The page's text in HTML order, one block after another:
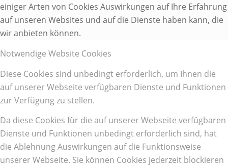
einiger Arten von Cookies Auswirkungen auf Ihre Erfahrung
auf unseren Websites und auf die Dienste haben kann, die
wir anbieten können.
Notwendige Website Cookies
Diese Cookies sind unbedingt erforderlich, um Ihnen die
auf unserer Webseite verfügbaren Dienste und Funktionen
zur Verfügung zu stellen.
Da diese Cookies für die auf unserer Webseite verfügbaren
Dienste und Funktionen unbedingt erforderlich sind, hat
die Ablehnung Auswirkungen auf die Funktionsweise
unserer Webseite. Sie können Cookies jederzeit blockieren